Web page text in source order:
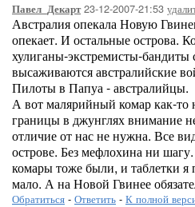
Павел_Декарт23-12-2007-21:53
Австралия опекала Новую
опекает. И остальные острова.
хулиганы-экстремисты-бандиты
высаживаются австралийские
Пилоты в Папуа - австралийцы.
А вот малярийный комар как-то
границы в джунглях внимание
отличие от нас не нужна. Все
острове. Без мефлохина ни
комары тоже были, и таблетки я
мало. А на Новой Гвинее
Обратиться - Ответить - К полной